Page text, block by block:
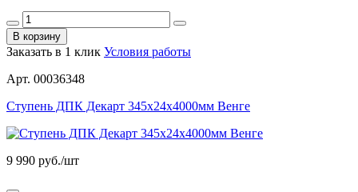
В корзину
Заказать в 1 клик Условия работы
Арт. 00036348
Ступень ДПК Декарт 345х24х4000мм Венге
9 990 руб./шт